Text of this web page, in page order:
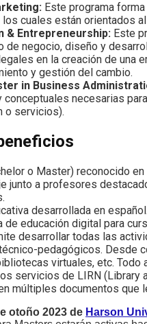
Este programa
los cuales están orientados
& Entrepreneurship: Este
de negocio, diseño y
en la creación de una
y gestión del cambio.
in Business
conceptuales necesarias
o servicios).
o Master) reconocido
junto a profesores
desarrollada en español.
de educación digital para
desarrollar todas las
pedagógicos. Desde
virtuales, etc. Todo
servicios de LIRN (Library
múltiples documentos que
otoño 2023 de Harson